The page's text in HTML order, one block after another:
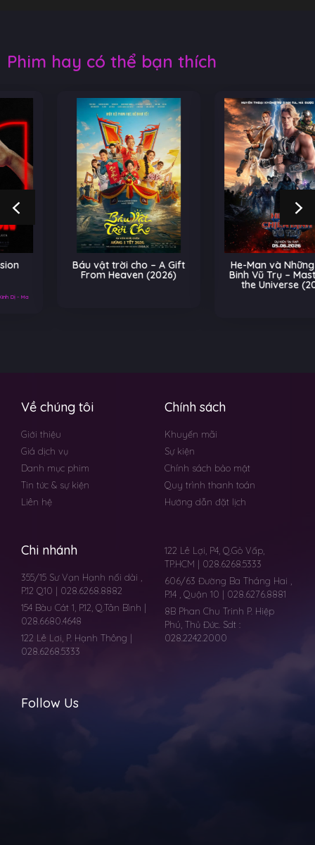
Phim hay có thể bạn thích
Báu vật trời cho – A Gift
From Heaven (2026)
He-Man và Những Chiến
Binh Vũ Trụ – Masters of
the Universe (2026)
Về chúng tôi
Giới thiệu
Giá dịch vụ
Danh mục phim
Tin tức & sự kiện
Liên hệ
Chính sách
Khuyến mãi
Sự kiện
Chính sách bảo mật
Quy trình thanh toán
Hướng dẫn đặt lịch
Chi nhánh
355/15 Sư Vạn Hạnh nối dài ,
P.12 Q10 | 028.6268.8882
154 Bàu Cát 1, P.12, Q.Tân Bình |
028.6680.4648
122 Lê Lơi, P. Hạnh Thông |
028.6268.5333
122 Lê Lợi, P4, Q.Gò Vấp,
TP.HCM | 028.6268.5333
606/63 Đường Ba Tháng Hai ,
P.14 , Quận 10 | 028.6276.8881
8B Phan Chu Trinh P. Hiệp
Phú, Thủ Đức. Sdt :
028.2242.2000
Follow Us